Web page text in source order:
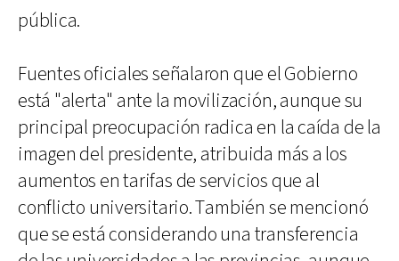
pública.
Fuentes oficiales señalaron que el Gobierno
está "alerta" ante la movilización, aunque su
principal preocupación radica en la caída de la
imagen del presidente, atribuida más a los
aumentos en tarifas de servicios que al
conflicto universitario. También se mencionó
que se está considerando una transferencia